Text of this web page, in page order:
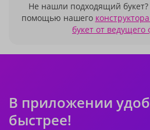
Не нашли подходящий букет?
помощью нашего
букет от ведущего
В приложении
быстрее!